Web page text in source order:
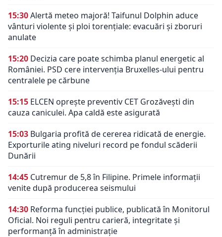
15:30Alertă meteo majoră! Taifunul Dolphin aduce
vânturi violente și ploi torențiale: evacuări și zboruri
anulate
15:20 Decizia care poate schimba planul energetic al
României. PSD cere intervenția Bruxelles-ului pentru
centralele pe cărbune
15:15 ELCEN oprește preventiv CET Grozăvești din
cauza caniculei. Apa caldă este asigurată
15:03 Bulgaria profită de cererea ridicată de energie.
Exporturile ating niveluri record pe fondul scăderii
Dunării
14:45 Cutremur de 5,8 în Filipine. Primele informații
venite după producerea seismului
14:30 Reforma funcției publice, publicată în Monitorul
Oficial. Noi reguli pentru carieră, integritate și
performanță în administrație